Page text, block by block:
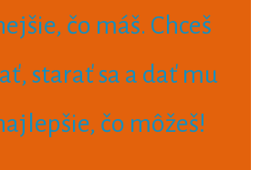
čo máš. Chceš
starať sa a dať mu
čo môžeš!